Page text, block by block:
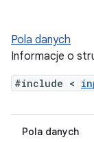
Pola danych
Informacje o
#include <
Pola danych